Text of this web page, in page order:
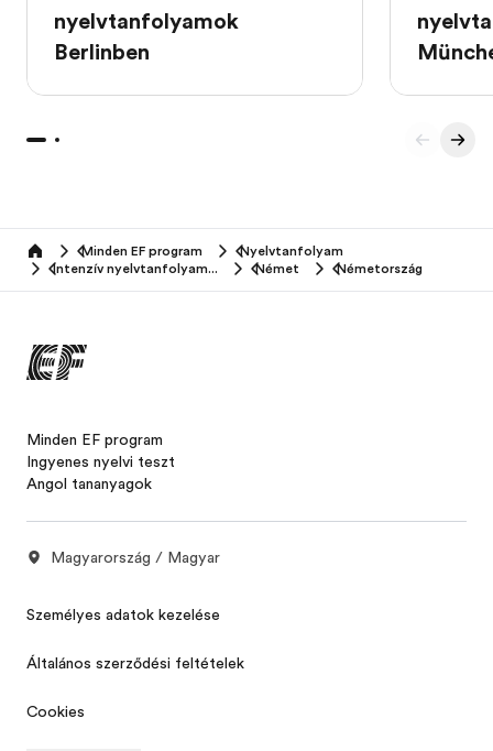
nyelvtanfolyamok
Berlinben
home Minden EF program
Nyelvtanfolyam
Intenzív nyelvtanfolyamok
Német Németország
Minden EF program
Ingyenes nyelvi teszt
Angol tananyagok
Magyarország / Magyar
Személyes adatok kezelése
Általános szerződési feltételek
Cookies